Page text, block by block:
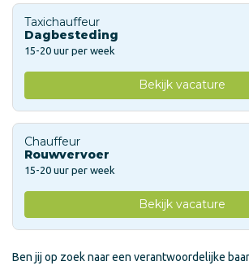
Taxichauffeur
Dagbesteding
15-20 uur per week
Bekijk vacature
Chauffeur
Rouwvervoer
15-20 uur per week
Bekijk vacature
Ben jij op zoek naar een verantwoordelijke